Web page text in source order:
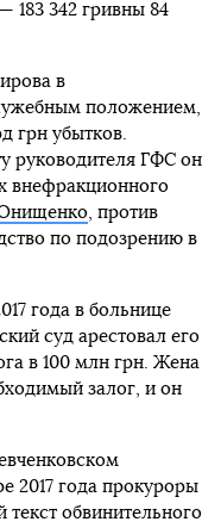
183 342 гривны 84
в
положением,
грн убытков.
руководителя ГФС он
внефракционного
Онищенко, против
по подозрению в
года в больнице
суд арестовал его
в 100 млн грн. Жена
залог, и он
2017 года прокуроры
обвинительного